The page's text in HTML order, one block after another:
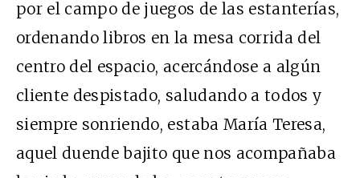
por el campo de juegos de las estanterías,
ordenando libros en la mesa corrida del
centro del espacio, acercándose a algún
cliente despistado, saludando a todos y
siempre sonriendo, estaba María Teresa,
aquel duende bajito que nos acompañaba